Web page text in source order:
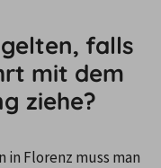
falls
mit dem
ziehe?
Florenz muss man